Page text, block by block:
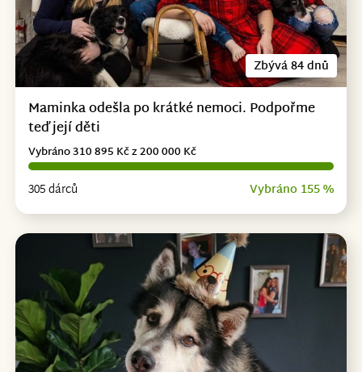
Zbývá 84 dnů
Maminka odešla po krátké nemoci. Podpořme
teď její děti
305 dárců Vybráno 155 %
Vybráno 310 895 Kč z 200 000 Kč